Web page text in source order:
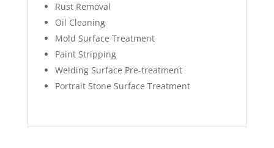
Rust Removal
Oil Cleaning
Mold Surface Treatment
Paint Stripping
Welding Surface Pre-treatment
Portrait Stone Surface Treatment